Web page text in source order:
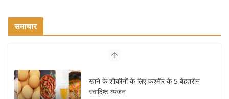
समाचार
खाने के शौकीनों के लिए कश्मीर के 5 बेहतरीन
स्वादिष्ट व्यंजन